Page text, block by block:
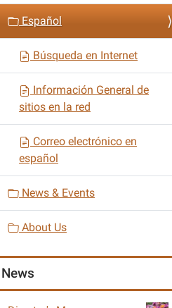
o
Español
Búsqueda en Internet
Información General de
sitios en la red
Correo electrónico en
español
News & Events
About Us
News